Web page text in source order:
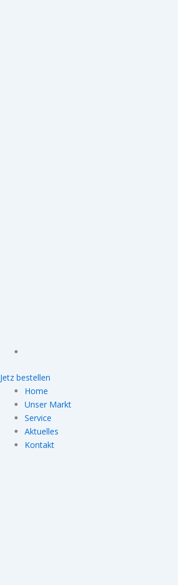
Jetz bestellen
Home
Unser Markt
Service
Aktuelles
Kontakt